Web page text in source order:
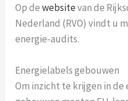
Op dewebsitevan de
Nederland (RVO) vindt u
energie-audits.
Energielabels gebouwen
Om inzicht te krijgen in de